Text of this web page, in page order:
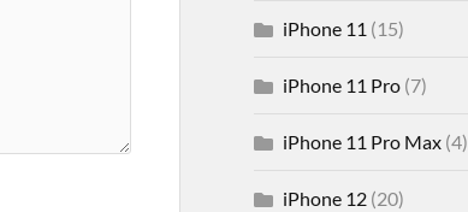
iPhone 11 (15)
iPhone 11 Pro(7)
iPhone 11 Pro Max(4)
iPhone 12(20)